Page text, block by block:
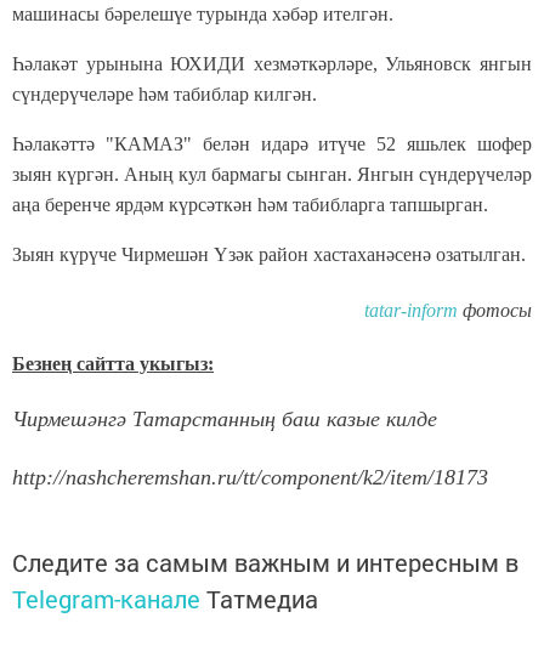
машинасы бәрелешүе турында хәбәр ителгән.
Һәлакәт урынына ЮХИДИ хезмәткәрләре, Ульяновск янгын
сүндерүчеләре һәм табиблар килгән.
Һәлакәттә "КАМАЗ" белән идарә итүче 52 яшьлек шофер
зыян күргән. Аның кул бармагы сынган. Янгын сүндерүчеләр
аңа беренче ярдәм күрсәткән һәм табибларга тапшырган.
Зыян күрүче Чирмешән Үзәк район хастаханәсенә озатылган.
tatar-inform фотосы
Безнең сайтта укыгыз:
Чирмешәнгә Татарстанның баш казые килде
http://nashcheremshan.ru/tt/component/k2/item/18173
Следите за самым важным и интересным в
Telegram-канале Татмедиа